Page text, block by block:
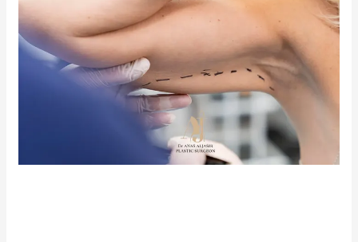
تتم
عملية
الزنود
بالليزر؟